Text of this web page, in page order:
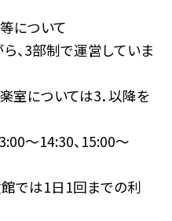
について
、3部制で運営していま
室については3．以降を
〜14:30、15:00〜
館では1日1回までの利